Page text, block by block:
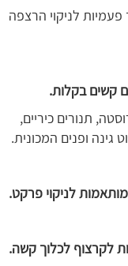
לניקוי הרצפה
קשים בקלות.
תנורים כיריים,
גינה ופנים המכונית.
לניקוי פרקט.
לקרצוף לכלוך קשה.